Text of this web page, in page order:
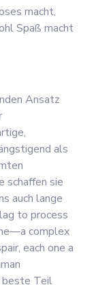
macht,
Spaß macht
Ansatz
als
schaffen sie
auch lange
to process
complex
each one a
beste Teil